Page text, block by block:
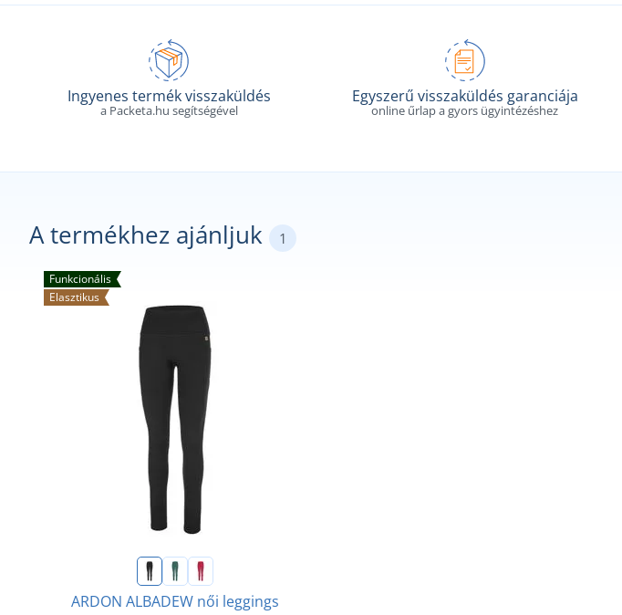
Ingyenes termék visszaküldés
a Packeta.hu segítségével
Egyszerű visszaküldés garanciája
online űrlap a gyors ügyintézéshez
A termékhez ajánljuk 1
Funkcionális
Elasztikus
ARDON ALBADEW női leggings